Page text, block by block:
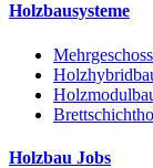
Holzbausysteme
Holzbau Jobs